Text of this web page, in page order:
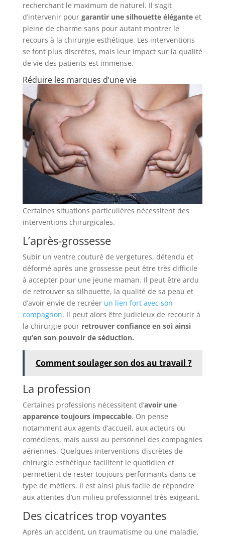
recherchant le maximum de naturel. Il s’agit
d’intervenir pour garantir une silhouette éléganteet
pleine de charme sans pour autant montrer le
recours à la chirurgie esthétique. Les interventions
se font plus discrètes, mais leur impact sur la qualité
de vie des patients est immense.
Réduire les marques d’une vie
Certaines situations particulières nécessitent des
interventions chirurgicales.
L’après-grossesse
Subir un ventre couturé de vergetures, détendu et
déformé après une grossesse peut être très difficile
à accepter pour une jeune maman. Il peut être ardu
de retrouver sa silhouette, la qualité de sa peau et
d’avoir envie de recréer un lien fort avec son
compagnon. Il peut alors être judicieux de recourir à
la chirurgie pourretrouver confiance en soi ainsi
qu’en son pouvoir de séduction.
Comment soulager son dos au travail ?
La profession
Certaines professions nécessitent d’avoir une
apparence toujours impeccable. On pense
notamment aux agents d’accueil, aux acteurs ou
comédiens, mais aussi au personnel des compagnies
aériennes. Quelques interventions discrètes de
chirurgie esthétique facilitent le quotidien et
permettent de rester toujours performants dans ce
type de métiers. Il est ainsi plus facile de répondre
aux attentes d’un milieu professionnel très exigeant.
Des cicatrices trop voyantes
Après un accident, un traumatisme ou une maladie,